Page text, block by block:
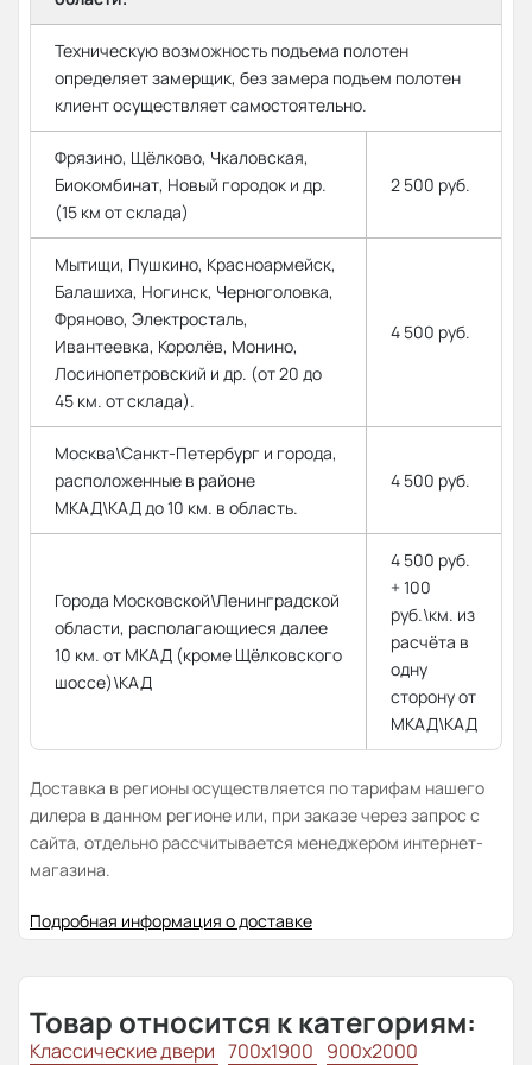
Техническую возможность подъема полотен
определяет замерщик, без замера подъем полотен
клиент осуществляет самостоятельно.
Фрязино, Щёлково, Чкаловская,
Биокомбинат, Новый городок и др.
(15 км от склада)
2 500 руб.
Мытищи, Пушкино, Красноармейск,
Балашиха, Ногинск, Черноголовка,
Фряново, Электросталь,
Ивантеевка, Королёв, Монино,
Лосинопетровский и др. (от 20 до
45 км. от склада).
4 500 руб.
Москва\Санкт-Петербург и города,
расположенные в районе
МКАД\КАД до 10 км. в область.
4 500 руб.
Города Московской\Ленинградской
области, располагающиеся далее
10 км. от МКАД (кроме Щёлковского
шоссе)\КАД
4 500 руб.
+ 100
руб.\км. из
расчёта в
одну
сторону от
МКАД\КАД
Доставка в регионы осуществляется по тарифам нашего
дилера в данном регионе или, при заказе через запрос с
сайта, отдельно рассчитывается менеджером интернет-
магазина.
Подробная информация о доставке
Товар относится к категориям:
Классические двери 700x1900 900x2000